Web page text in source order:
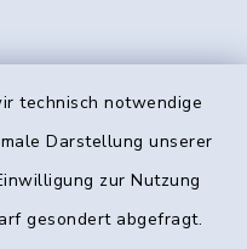
technisch notwendige
Darstellung unserer
zur Nutzung
gesondert abgefragt.